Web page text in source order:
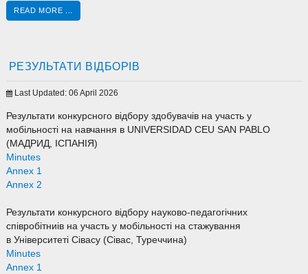
READ MORE ...
РЕЗУЛЬТАТИ ВІДБОРІВ
Last Updated: 06 April 2026
Результати конкурсного відбору здобувачів на участь у
мобільності на навчання в UNIVERSIDAD CEU SAN PABLO
(МАДРИД, ІСПАНІЯ)
Minutes
Annex 1
Annex 2
Результати конкурсного відбору науково-педагогічних
співробітниів на участь у мобільності на стажування
в Університеті Сівасу (Сівас, Туреччина)
Minutes
Annex 1